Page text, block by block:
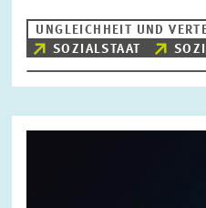
UNGLEICHHEIT UND
SOZIALSTAAT